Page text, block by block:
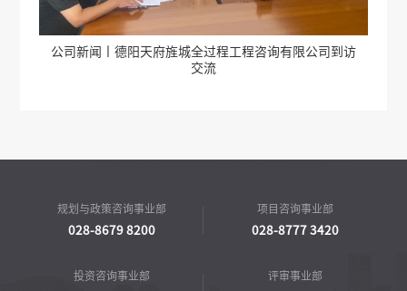
公司新闻丨德阳天府旌城全过程工程咨询有限公司到访
交流
规划与政策咨询事业部
028-8679 8200
项目咨询事业部
028-8777 3420
投资咨询事业部 评审事业部